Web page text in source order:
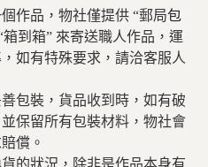
作品，物社僅提供 “郵局包
箱到箱” 來寄送職人作品，運
如有特殊要求，請洽客服人
包裝，貨品收到時，如有破
保留所有包裝材料，物社會
償。